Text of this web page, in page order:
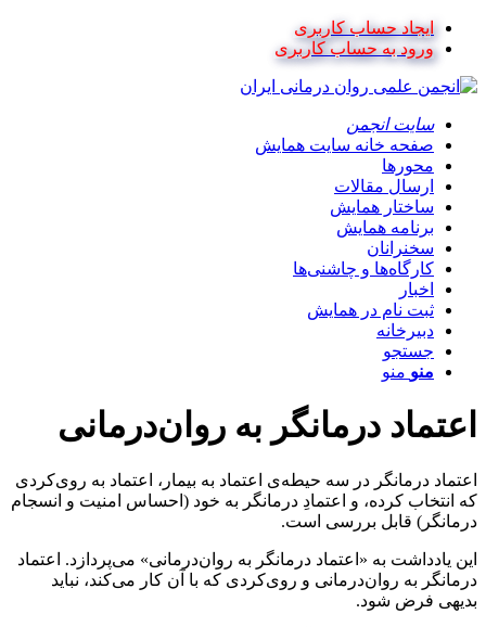
ایجاد حساب کاربری
ورود به حساب کاربری
سایت انجمن
صفحه خانه سایت همایش
محورها
ارسال مقالات
ساختار همایش
برنامه همایش
سخنرانان
کارگاه‌ها و چاشنی‌ها
اخبار
ثبت نام در همایش
دبیرخانه
جستجو
منو منو
اعتماد درمانگر به روان‌درمانی
اعتماد درمانگر در سه حیطه‌ی اعتماد به بیمار، اعتماد به روی‌کردی
که انتخاب کرده، و اعتمادِ درمانگر به خود (احساس امنیت و انسجام
درمانگر) قابل بررسی است.
این یادداشت به «اعتماد درمانگر به روان‌درمانی» می‌پردازد. اعتماد
درمانگر به روان‌درمانی و روی‌کردی که با آن کار می‌کند، نباید
بدیهی فرض شود.